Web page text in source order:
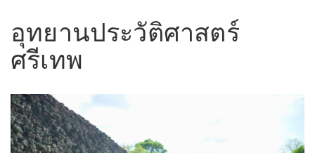
อุทยานประวัติศาสตร์
ศรีเทพ